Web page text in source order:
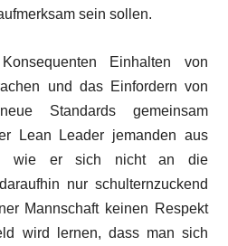
sein sollen.
Einhalten von
und das Einfordern von
Standards gemeinsam
Lean Leader jemanden aus
wie er sich nicht an die
nur schulternzuckend
Mannschaft keinen Respekt
wird lernen, dass man sich